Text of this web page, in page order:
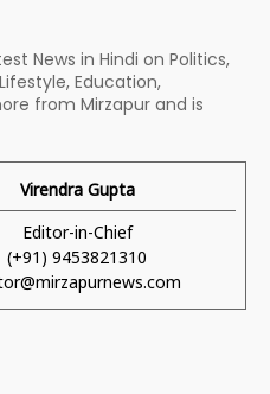
News in Hindi on Politics,
Education,
from Mirzapur and is
Virendra Gupta
Editor-in-Chief
(+91) 9453821310